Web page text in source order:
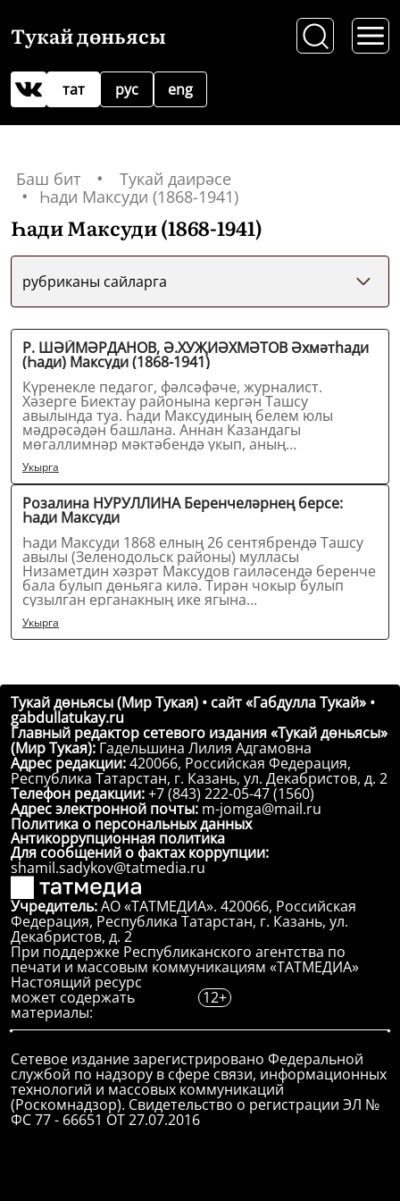
Тукай дөньясы
рус
тат eng
Баш бит
Тукай даирәсе
Һади Максуди (1868-1941)
Һади Максуди (1868-1941)
рубриканы сайларга
Р. ШӘЙМӘРДАНОВ, Ә.ХУҖИӘХМӘТОВ Әхмәтһади
(Һади) Максуди (1868-1941)
Күренекле педагог, фәлсәфәче, журналист.
Хәзерге Биектау районына кергән Ташсу
авылында туа. Һади Максудиның белем юлы
мәдрәсәдән башлана. Аннан Казандагы
мөгаллимнәр мәктәбендә укып, аның
дипломына...
Укырга
Розалина НУРУЛЛИНА Беренчеләрнең берсе:
Һади Максуди
Һади Максуди 1868 елның 26 сентябрендә Ташсу
авылы (Зеленодольск районы) мулласы
Низаметдин хәзрәт Максудов гаиләсендә беренче
бала булып дөньяга килә. Тирән чокыр булып
сузылган ерганакның ике ягына...
Укырга
Тукай дөньясы (Мир Тукая) • сайт «Габдулла Тукай» •
gabdullatukay.ru
Главный редактор сетевого издания «Тукай дөньясы»
(Мир Тукая): Гадельшина Лилия Адгамовна
Адрес редакции:420066, Российская Федерация,
Республика Татарстан, г. Казань, ул. Декабристов, д. 2
Телефон редакции:+7 (843) 222-05-47 (1560)
Адрес электронной почты: m-jomga@mail.ru
Политика о персональных данных
Антикоррупционная политика
Для сообщений о фактах коррупции:
shamil.sadykov@tatmedia.ru
Учредитель:АО «ТАТМЕДИА». 420066, Российская
Федерация, Республика Татарстан, г. Казань, ул.
Декабристов, д. 2
При поддержке Республиканского агентства по
печати и массовым коммуникациям «ТАТМЕДИА»
Настоящий ресурс
может содержать
материалы:
12+
Сетевое издание зарегистрировано Федеральной
службой по надзору в сфере связи, информационных
технологий и массовых коммуникаций
(Роскомнадзор). Свидетельство о регистрации ЭЛ №
ФС 77 - 66651 ОТ 27.07.2016